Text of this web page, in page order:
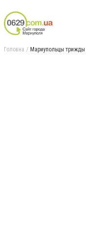
Головна Мариупольцы